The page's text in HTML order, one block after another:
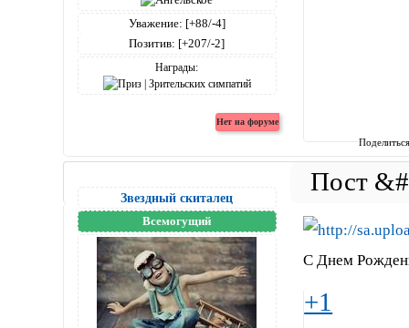
Уважение: [+88/-4]
Позитив: [+207/-2]
Награды:
Звездный скиталец
Всемогущий
С Днем
+1